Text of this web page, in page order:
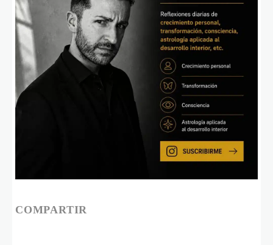
COMPARTIR